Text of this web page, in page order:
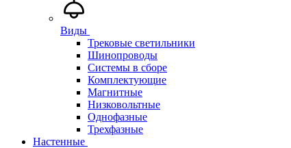
Виды
Трековые светильники
Шинопроводы
Системы в сборе
Комплектующие
Магнитные
Низковольтные
Однофазные
Трехфазные
Настенные